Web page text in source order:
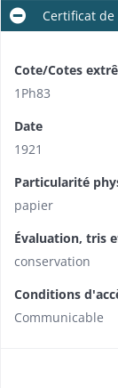
Certificat de
Cote/Cotes
1Ph83
Date
1921
Particularité
papier
Évaluation, tris
conservation
Conditions
Communicable